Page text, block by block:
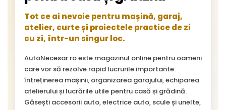
Tot ce ai nevoie pentru mașină, garaj,
atelier, curte și proiectele practice de zi
cu zi, într-un singur loc.
AutoNecesar.ro este magazinul online pentru oameni
care vor să rezolve rapid lucrurile importante:
întreținerea mașinii, organizarea garajului, echiparea
atelierului și lucrările utile pentru casă și grădină.
Găsești accesorii auto, electrice auto, scule și unelte,